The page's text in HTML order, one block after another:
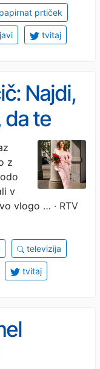
papirnat prtiček
tvitaj
Najdi,
da te
z
v
vlogo … · RTV
televizija
tvitaj